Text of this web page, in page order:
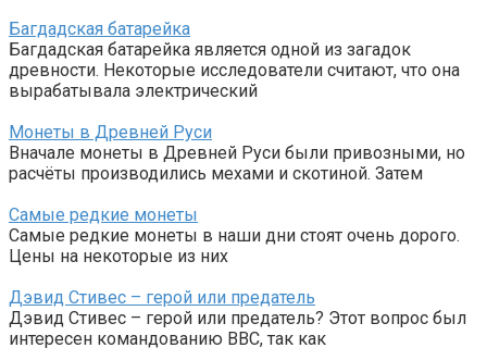
Багдадская батарейка
Багдадская батарейка является одной из загадок
древности. Некоторые исследователи считают, что она
вырабатывала электрический
Монеты в Древней Руси
Вначале монеты в Древней Руси были привозными, но
расчёты производились мехами и скотиной. Затем
Самые редкие монеты
Самые редкие монеты в наши дни стоят очень дорого.
Цены на некоторые из них
Дэвид Стивес – герой или предатель
Дэвид Стивес – герой или предатель? Этот вопрос был
интересен командованию ВВС, так как